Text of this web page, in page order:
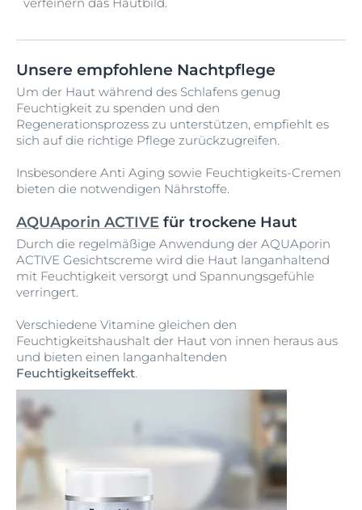
Unsere empfohlene Nachtpflege
Um der Haut während des Schlafens genug
Feuchtigkeit zu spenden und den
Regenerationsprozess zu unterstützen, empfiehlt es
sich auf die richtige Pflege zurückzugreifen.
Insbesondere Anti Aging sowie Feuchtigkeits-Cremen
bieten die notwendigen Nährstoffe.
AQUAporin ACTIVE für trockene Haut
Durch die regelmäßige Anwendung der AQUAporin
ACTIVE Gesichtscreme wird die Haut langanhaltend
mit Feuchtigkeit versorgt und Spannungsgefühle
verringert.
Verschiedene Vitamine gleichen den
Feuchtigkeitshaushalt der Haut von innen heraus aus
und bieten einen langanhaltenden
Feuchtigkeitseffekt.